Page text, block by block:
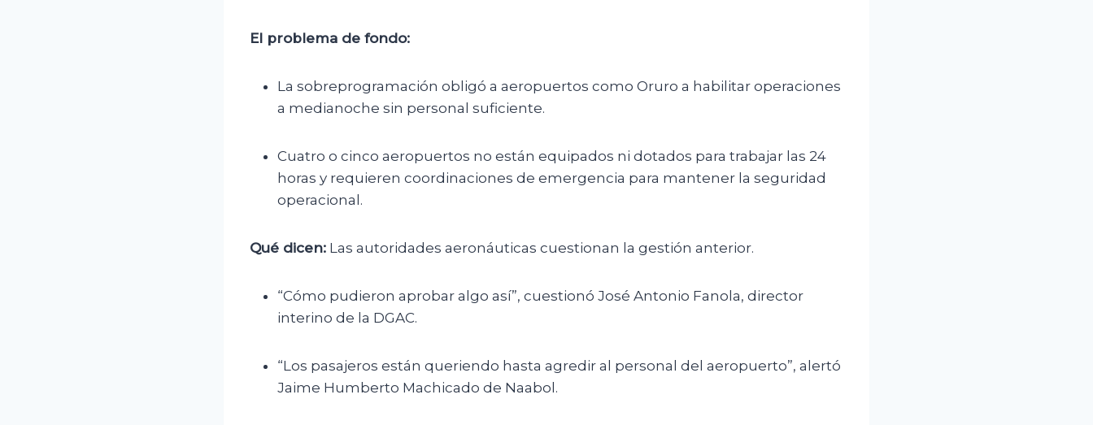
El problema de fondo:
La sobreprogramación obligó a aeropuertos como Oruro a habilitar operaciones
a medianoche sin personal suficiente.
Cuatro o cinco aeropuertos no están equipados ni dotados para trabajar las 24
horas y requieren coordinaciones de emergencia para mantener la seguridad
operacional.
Qué dicen: Las autoridades aeronáuticas cuestionan la gestión anterior.
“Cómo pudieron aprobar algo así”, cuestionó José Antonio Fanola, director
interino de la DGAC.
“Los pasajeros están queriendo hasta agredir al personal del aeropuerto”, alertó
Jaime Humberto Machicado de Naabol.